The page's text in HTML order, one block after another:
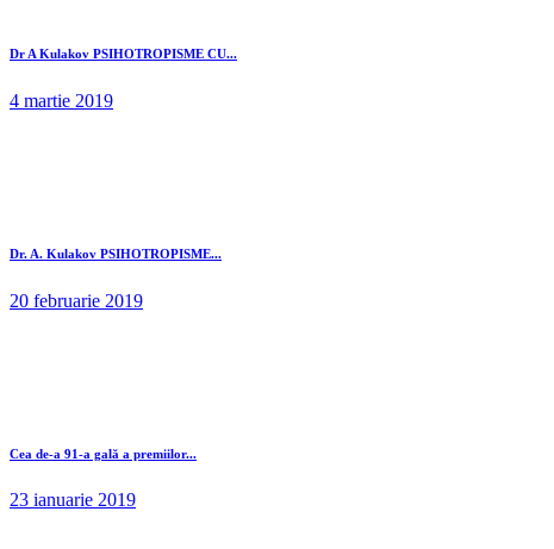
Dr A Kulakov PSIHOTROPISME CU...
4 martie 2019
Dr. A. Kulakov PSIHOTROPISME...
20 februarie 2019
Cea de-a 91-a gală a premiilor...
23 ianuarie 2019